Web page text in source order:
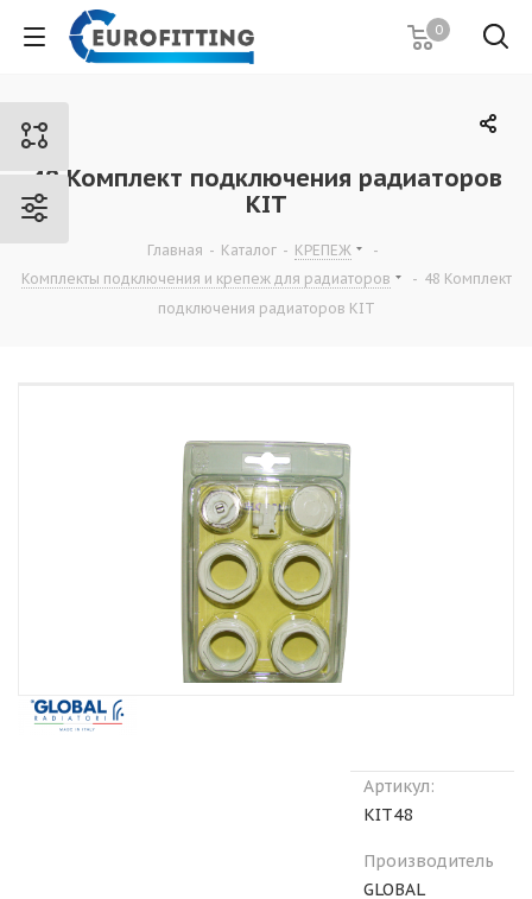
0
48 Комплект подключения радиаторов
KIT
Главная - Каталог - КРЕПЕЖ
-
Комплекты подключения и крепеж для радиаторов
- 48 Комплект
подключения радиаторов KIT
Артикул:
KIT48
Производитель
GLOBAL